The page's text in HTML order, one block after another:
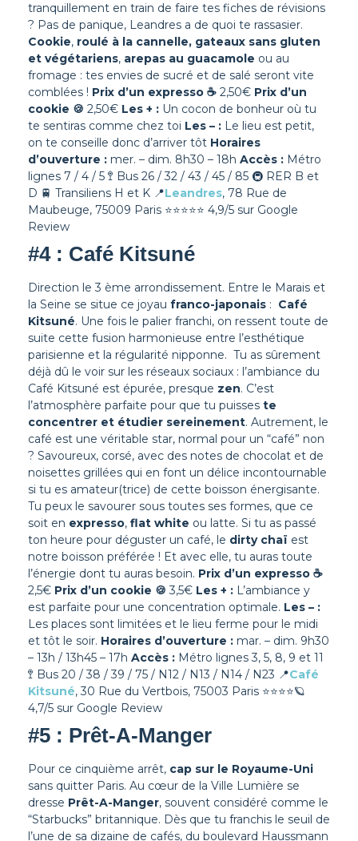
tranquillement en train de faire tes fiches de révisions
? Pas de panique, Leandres a de quoi te rassasier.
Cookie, roulé à la cannelle, gateaux sans gluten
et végétariens, arepas au guacamole ou au
fromage : tes envies de sucré et de salé seront vite
comblées ! Prix d’un expresso ☕ 2,50€ Prix d’un
cookie 🍪 2,50€ Les + : Un cocon de bonheur où tu
te sentiras comme chez toi Les – : Le lieu est petit,
on te conseille donc d’arriver tôt Horaires
d’ouverture : mer. – dim. 8h30 – 18h Accès : Métro
lignes 7 / 4 / 5 🚏 Bus 26 / 32 / 43 / 45 / 85 🚇 RER B et
D 🚆 Transiliens H et K 📍Leandres, 78 Rue de
Maubeuge, 75009 Paris ⭐⭐⭐⭐⭐ 4,9/5 sur Google
Review
#4 : Café Kitsuné
Direction le 3 ème arrondissement. Entre le Marais et
la Seine se situe ce joyau franco-japonais : Café
Kitsuné. Une fois le palier franchi, on ressent toute de
suite cette fusion harmonieuse entre l’esthétique
parisienne et la régularité nipponne. Tu as sûrement
déjà dû le voir sur les réseaux sociaux : l’ambiance du
Café Kitsuné est épurée, presque zen. C’est
l’atmosphère parfaite pour que tu puisses te
concentrer et étudier sereinement. Autrement, le
café est une véritable star, normal pour un “café” non
? Savoureux, corsé, avec des notes de chocolat et de
noisettes grillées qui en font un délice incontournable
si tu es amateur(trice) de cette boisson énergisante.
Tu peux le savourer sous toutes ses formes, que ce
soit en expresso, flat white ou latte. Si tu as passé
ton heure pour déguster un café, le dirty chaï est
notre boisson préférée ! Et avec elle, tu auras toute
l’énergie dont tu auras besoin. Prix d’un expresso ☕
2,5€ Prix d’un cookie 🍪3,5€ Les + : L’ambiance y
est parfaite pour une concentration optimale. Les – :
Les places sont limitées et le lieu ferme pour le midi
et tôt le soir. Horaires d’ouverture : mar. – dim. 9h30
– 13h / 13h45 – 17h Accès : Métro lignes 3, 5, 8, 9 et 11
🚏 Bus 20 / 38 / 39 / 75 / N12 / N13 / N14 / N23 📍Café
Kitsuné, 30 Rue du Vertbois, 75003 Paris ⭐⭐⭐⭐🪐
4,7/5 sur Google Review
#5 : Prêt-A-Manger
Pour ce cinquième arrêt, cap sur le Royaume-Uni
sans quitter Paris. Au cœur de la Ville Lumière se
dresse Prêt-A-Manger, souvent considéré comme le
“Starbucks” britannique. Dès que tu franchis le seuil de
l’une de sa dizaine de cafés, du boulevard Haussmann